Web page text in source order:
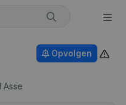
Asse
Opvolgen